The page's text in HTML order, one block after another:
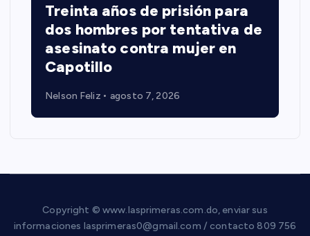
Treinta años de prisión para
dos hombres por tentativa de
asesinato contra mujer en
Capotillo
Nelson Feliz agosto 7, 2026
Copyright © www.lasprimeras.com.do, enviar sus
informaciones lasprimeras0@gmail.com / contacto 809 756